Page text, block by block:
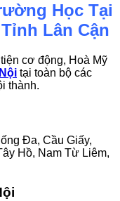
Học Tại
Lân Cận
cơ động, Hoà Mỹ
tại toàn bộ các
thành.
Đa, Cầu Giấy,
Hồ, Nam Từ Liêm,